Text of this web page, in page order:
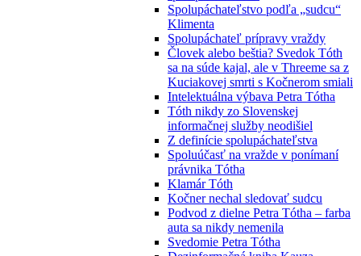
Spolupáchateľstvo podľa „sudcu“
Klimenta
Spolupáchateľ prípravy vraždy
Človek alebo beštia? Svedok Tóth
sa na súde kajal, ale v Threeme sa z
Kuciakovej smrti s Kočnerom smiali
Intelektuálna výbava Petra Tótha
Tóth nikdy zo Slovenskej
informačnej služby neodišiel
Z definície spolupáchateľstva
Spoluúčasť na vražde v ponímaní
právnika Tótha
Klamár Tóth
Kočner nechal sledovať sudcu
Podvod z dielne Petra Tótha – farba
auta sa nikdy nemenila
Svedomie Petra Tótha